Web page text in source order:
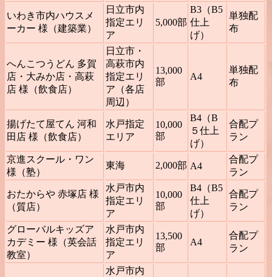
いわき市内ハウスメ
ーカー 様（建築業）
日立市内
指定エリ
ア
5,000部
B3（B5
仕上
げ）
単独配
布
へんこつうどん 多賀
店・大みか店・高萩
店 様（飲食店）
日立市・
高萩市内
指定エリ
ア（各店
周辺）
13,000
部
A4
単独配
布
揚げたて屋てん 河和
田店 様（飲食店）
水戸指定
エリア
10,000
部
B4（B
５仕上
げ）
合配プ
ラン
京進スクール・ワン
様（塾）
東海 2,000部 A4
合配プ
ラン
おたからや 赤塚店 様
（質店）
水戸市内
指定エリ
ア
10,000
部
B4（B5
仕上
げ）
合配プ
ラン
グローバルキッズア
カデミー 様（英会話
教室）
水戸市内
指定エリ
ア
13,500
部
A4
合配プ
ラン
水戸市内